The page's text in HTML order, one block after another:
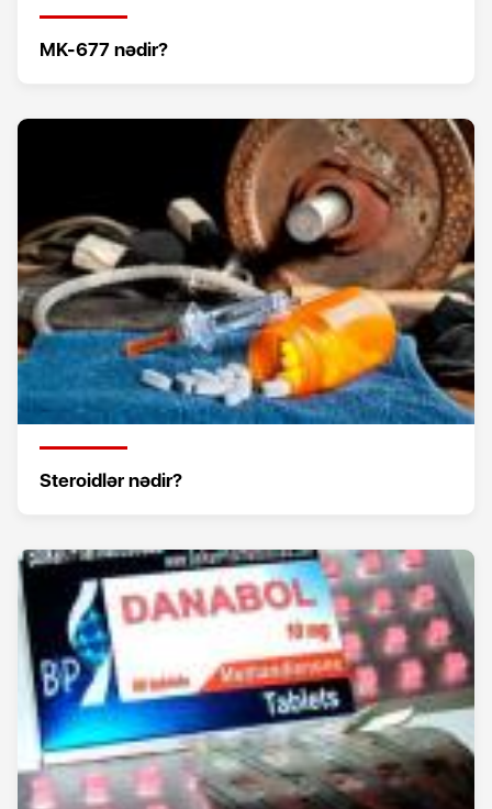
MK-677 nədir?
Steroidlər nədir?